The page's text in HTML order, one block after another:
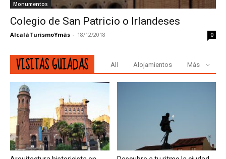
Monumentos
Colegio de San Patricio o Irlandeses
AlcaláTurismoYmás - 18/12/2018 0
VISITAS GUIADAS All Alojamientos Más